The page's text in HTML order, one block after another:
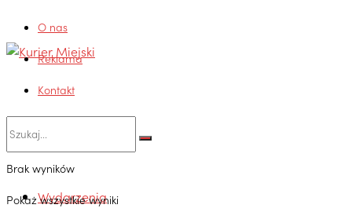
O nas
Reklama
Kontakt
Brak wyników
Pokaż wszystkie wyniki
Wydarzenia